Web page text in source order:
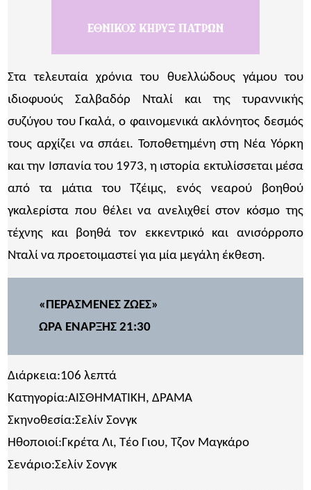
Στα τελευταία χρόνια του θυελλώδους γάμου του
ιδιοφυούς Σαλβαδόρ Νταλί και της τυραννικής
συζύγου του Γκαλά, ο φαινομενικά ακλόνητος δεσμός
τους αρχίζει να σπάει. Τοποθετημένη στη Νέα Υόρκη
και την Ισπανία του 1973, η ιστορία εκτυλίσσεται μέσα
από τα μάτια του Τζέιμς, ενός νεαρού βοηθού
γκαλερίστα που θέλει να ανελιχθεί στον κόσμο της
τέχνης και βοηθά τον εκκεντρικό και ανισόρροπο
Νταλί να προετοιμαστεί για μία μεγάλη έκθεση.
«ΠΕΡΑΣΜΕΝΕΣ ΖΩΕΣ»
ΩΡΑ ΕΝΑΡΞΗΣ 21:30
Διάρκεια:106 λεπτά
Κατηγορία:ΑΙΣΘΗΜΑΤΙΚΗ, ΔΡΑΜΑ
Σκηνοθεσία:Σελίν Σονγκ
Ηθοποιοί:Γκρέτα Λι, Τέο Γιου, Τζον Μαγκάρο
Σενάριο:Σελίν Σονγκ